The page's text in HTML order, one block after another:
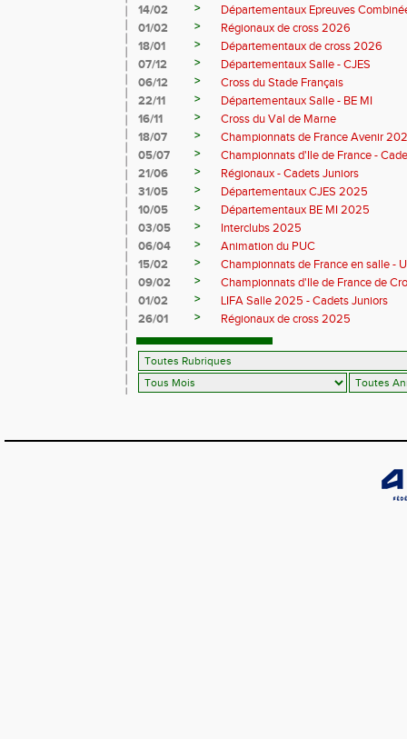
14/02
>
Départementaux Epreuves
01/02
>
Régionaux de cross 2026
18/01
>
Départementaux de cross 2026
07/12
>
Départementaux Salle - CJES
06/12
>
Cross du Stade Français
22/11
>
Départementaux Salle - BE MI
16/11
>
Cross du Val de Marne
18/07
>
Championnats de France Avenir
05/07
>
Championnats d'Ile de France -
21/06
>
Régionaux - Cadets Juniors
31/05
>
Départementaux CJES 2025
10/05
>
Départementaux BE MI 2025
03/05
>
Interclubs 2025
06/04
>
Animation du PUC
15/02
>
Championnats de France en salle -
09/02
>
Championnats d'Ile de France de
01/02
>
LIFA Salle 2025 - Cadets Juniors
26/01
> Régionaux de cross 2025